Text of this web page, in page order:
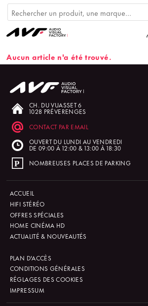
Aucun article n'a été trouvé.
CH. DU VUASSET 6
1028 PRÉVERENGES
CONTACT PAR EMAIL
OUVERT DU LUNDI AU VENDREDI
DE 09:00 À 12:00 & 13:00 À 18:30
NOMBREUSES PLACES DE PARKING
ACCUEIL
HIFI STÉRÉO
OFFRES SPÉCIALES
HOME CINÉMA HD
ACTUALITÉ & NOUVEAUTÉS
PLAN D'ACCÈS
CONDITIONS GÉNÉRALES
RÉGLAGES DES COOKIES
IMPRESSUM